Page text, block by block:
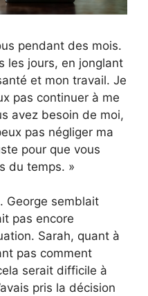
pendant des mois.
les jours, en jonglant
et mon travail. Je
pas continuer à me
avez besoin de moi,
pas négliger ma
pour que vous
du temps. »
George semblait
pas encore
Sarah, quant à
pas comment
serait difficile à
pris la décision